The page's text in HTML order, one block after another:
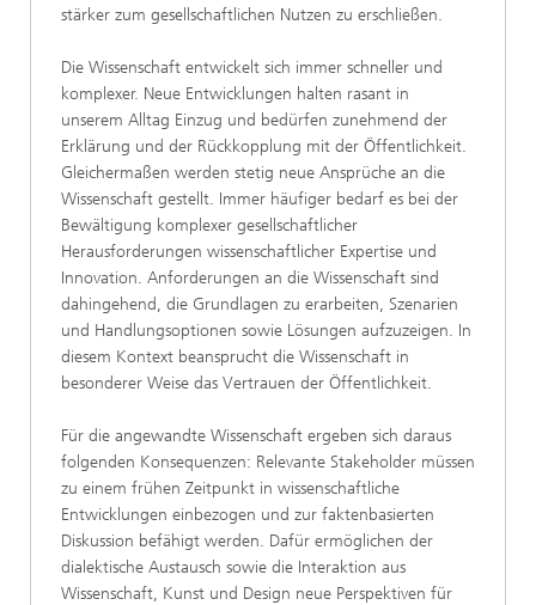
stärker zum gesellschaftlichen Nutzen zu erschließen.
Die Wissenschaft entwickelt sich immer schneller und
komplexer. Neue Entwicklungen halten rasant in
unserem Alltag Einzug und bedürfen zunehmend der
Erklärung und der Rückkopplung mit der Öffentlichkeit.
Gleichermaßen werden stetig neue Ansprüche an die
Wissenschaft gestellt. Immer häufiger bedarf es bei der
Bewältigung komplexer gesellschaftlicher
Herausforderungen wissenschaftlicher Expertise und
Innovation. Anforderungen an die Wissenschaft sind
dahingehend, die Grundlagen zu erarbeiten, Szenarien
und Handlungsoptionen sowie Lösungen aufzuzeigen. In
diesem Kontext beansprucht die Wissenschaft in
besonderer Weise das Vertrauen der Öffentlichkeit.
Für die angewandte Wissenschaft ergeben sich daraus
folgenden Konsequenzen: Relevante Stakeholder müssen
zu einem frühen Zeitpunkt in wissenschaftliche
Entwicklungen einbezogen und zur faktenbasierten
Diskussion befähigt werden. Dafür ermöglichen der
dialektische Austausch sowie die Interaktion aus
Wissenschaft, Kunst und Design neue Perspektiven für